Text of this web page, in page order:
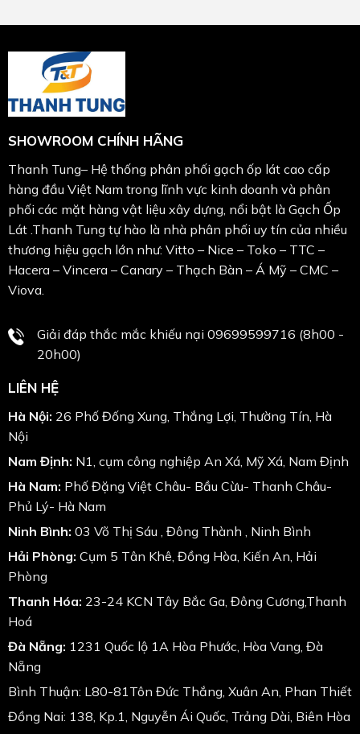
SHOWROOM CHÍNH HÃNG
Thanh Tung– Hệ thống phân phối gạch ốp lát cao cấp
hàng đầu Việt Nam trong lĩnh vực kinh doanh và phân
phối các mặt hàng vật liệu xây dựng, nổi bật là Gạch Ốp
Lát .Thanh Tung tự hào là nhà phân phối uy tín của nhiều
thương hiệu gạch lớn như: Vitto – Nice – Toko – TTC –
Hacera – Vincera – Canary – Thạch Bàn – Á Mỹ – CMC –
Viova.
Giải đáp thắc mắc khiếu nại 09699599716 (8h00 -
20h00)
LIÊN HỆ
Hà Nội: 26 Phố Đống Xung, Thắng Lợi, Thường Tín, Hà
Nội
Nam Định: N1, cụm công nghiệp An Xá, Mỹ Xá, Nam Định
Hà Nam: Phố Đặng Việt Châu- Bầu Cừu- Thanh Châu-
Phủ Lý- Hà Nam
Ninh Bình: 03 Võ Thị Sáu , Đông Thành , Ninh Bình
Hải Phòng: Cụm 5 Tân Khê, Đồng Hòa, Kiến An, Hải
Phòng
Thanh Hóa: 23-24 KCN Tây Bắc Ga, Đông Cương,Thanh
Hoá
Đà Nẵng: 1231 Quốc lộ 1A Hòa Phước, Hòa Vang, Đà
Nẵng
Bình Thuận: L80-81Tôn Đức Thắng, Xuân An, Phan Thiết
Đồng Nai: 138, Kp.1, Nguyễn Ái Quốc, Trảng Dài, Biên Hòa